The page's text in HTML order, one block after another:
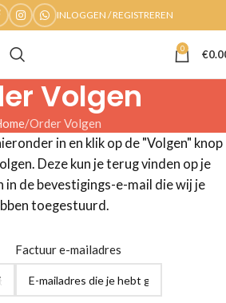
INLOGGEN / REGISTREREN
0 €
Volgen
Order Volgen
in en klik op de "Volgen" knop
Deze kun je terug vinden op je
in de bevestigings-e-mail die wij je
toegestuurd.
Factuur e-mailadres